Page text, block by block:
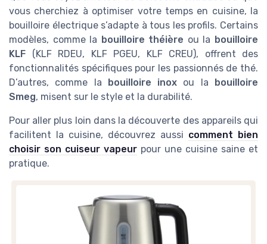
vous cherchiez à optimiser votre temps en cuisine, la
bouilloire électrique s’adapte à tous les profils. Certains
modèles, comme la bouilloire théière ou la bouilloire
KLF (KLF RDEU, KLF PGEU, KLF CREU), offrent des
fonctionnalités spécifiques pour les passionnés de thé.
D’autres, comme la bouilloire inox ou la bouilloire
Smeg, misent sur le style et la durabilité.
Pour aller plus loin dans la découverte des appareils qui
facilitent la cuisine, découvrez aussi comment bien
choisir son cuiseur vapeur pour une cuisine saine et
pratique.